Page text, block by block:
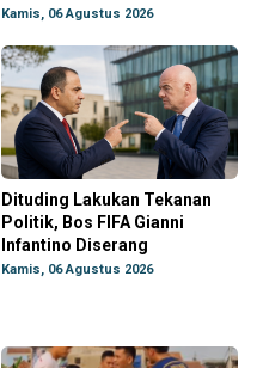
Kamis, 06 Agustus 2026
Dituding Lakukan Tekanan
Politik, Bos FIFA Gianni
Infantino Diserang
Kamis, 06 Agustus 2026